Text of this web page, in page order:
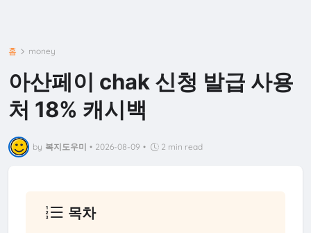
홈 money
아산페이 chak 신청 발급 사용
처 18% 캐시백
by 복지도우미 • 2026-08-09 • 2 min read
목차